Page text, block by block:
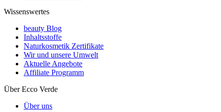
Wissenswertes
beauty Blog
Inhaltsstoffe
Naturkosmetik Zertifikate
Wir und unsere Umwelt
Aktuelle Angebote
Affiliate Programm
Über Ecco Verde
Über uns